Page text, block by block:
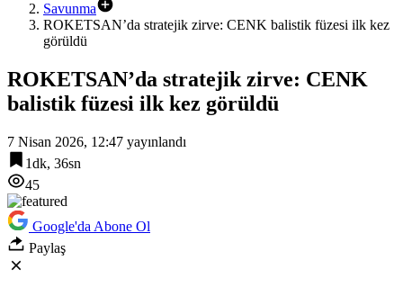
Savunma
ROKETSAN’da stratejik zirve: CENK balistik füzesi ilk kez
görüldü
ROKETSAN’da stratejik zirve: CENK
balistik füzesi ilk kez görüldü
7 Nisan 2026, 12:47 yayınlandı
1dk, 36sn
45
Google'da Abone Ol
Paylaş